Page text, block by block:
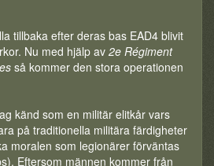
tillbaka efter deras bas EAD4 blivit
Nu med hjälp av 2e Régiment
så kommer den stora operationen
känd som en militär elitkår vars
på traditionella militära färdigheter
moralen som legionärer förväntas
Eftersom männen kommer från